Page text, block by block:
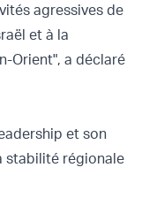
agressives de
et à la
Orient", a déclaré
et son
stabilité régionale